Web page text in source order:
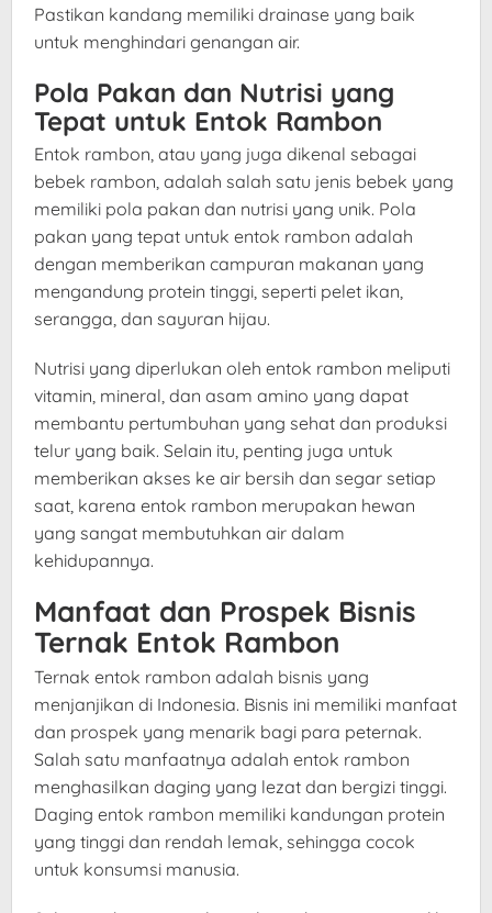
Pastikan kandang memiliki drainase yang baik
untuk menghindari genangan air.
Pola Pakan dan Nutrisi yang
Tepat untuk Entok Rambon
Entok rambon, atau yang juga dikenal sebagai
bebek rambon, adalah salah satu jenis bebek yang
memiliki pola pakan dan nutrisi yang unik. Pola
pakan yang tepat untuk entok rambon adalah
dengan memberikan campuran makanan yang
mengandung protein tinggi, seperti pelet ikan,
serangga, dan sayuran hijau.
Nutrisi yang diperlukan oleh entok rambon meliputi
vitamin, mineral, dan asam amino yang dapat
membantu pertumbuhan yang sehat dan produksi
telur yang baik. Selain itu, penting juga untuk
memberikan akses ke air bersih dan segar setiap
saat, karena entok rambon merupakan hewan
yang sangat membutuhkan air dalam
kehidupannya.
Manfaat dan Prospek Bisnis
Ternak Entok Rambon
Ternak entok rambon adalah bisnis yang
menjanjikan di Indonesia. Bisnis ini memiliki manfaat
dan prospek yang menarik bagi para peternak.
Salah satu manfaatnya adalah entok rambon
menghasilkan daging yang lezat dan bergizi tinggi.
Daging entok rambon memiliki kandungan protein
yang tinggi dan rendah lemak, sehingga cocok
untuk konsumsi manusia.